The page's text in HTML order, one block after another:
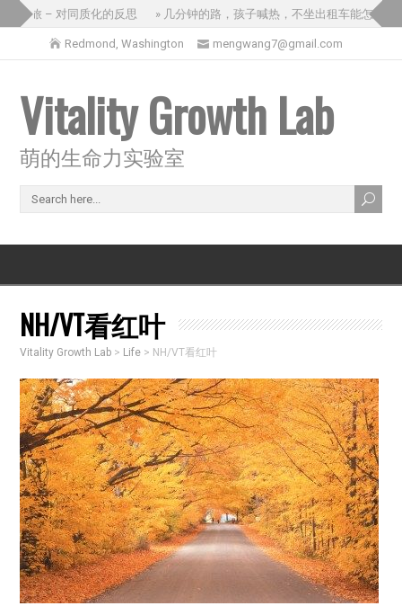
之旅 – 对同质化的反思 » 几分钟的路，孩子喊热，不坐出租车能怎么办？
Redmond, Washington mengwang7@gmail.com
Vitality Growth Lab
萌的生命力实验室
NH/VT看红叶
Vitality Growth Lab > Life > NH/VT看红叶